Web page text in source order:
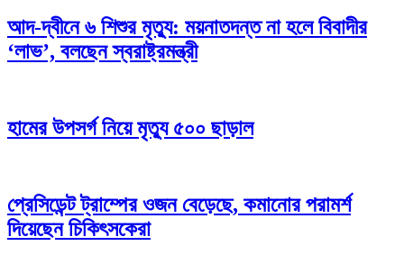
আদ-দ্বীনে ৬ শিশুর মৃত্যু: ময়নাতদন্ত না হলে বিবাদীর
‘লাভ’, বলছেন স্বরাষ্ট্রমন্ত্রী
হামের উপসর্গ নিয়ে মৃত্যু ৫০০ ছাড়াল
প্রেসিডেন্ট ট্রাম্পের ওজন বেড়েছে, কমানোর পরামর্শ
দিয়েছেন চিকিৎসকেরা